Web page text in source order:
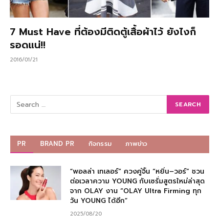
7 Must Have ที่ต้องมีติดตู้เสื้อผ้าไว้ ยังไงก็
รอดแน่!!
2016/01/21
PR BRAND PR กิจกรรม ภาพข่าว
“พอลล่า เทเลอร์” ควงคู่จิ้น “หยิ่น–วอร์” ชวน
ต่อเวลาความ YOUNG กับเซรั่มสูตรใหม่ล่าสุด
จาก OLAY งาน “OLAY Ultra Firming ทุก
วัน YOUNG ได้อีก”
2025/08/20